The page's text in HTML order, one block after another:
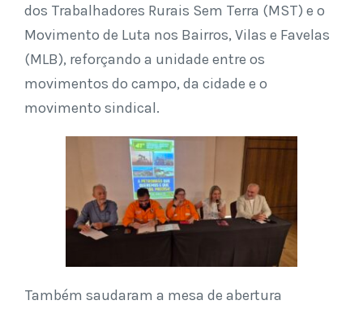
dos Trabalhadores Rurais Sem Terra (MST) e o
Movimento de Luta nos Bairros, Vilas e Favelas
(MLB), reforçando a unidade entre os
movimentos do campo, da cidade e o
movimento sindical.
Também saudaram a mesa de abertura